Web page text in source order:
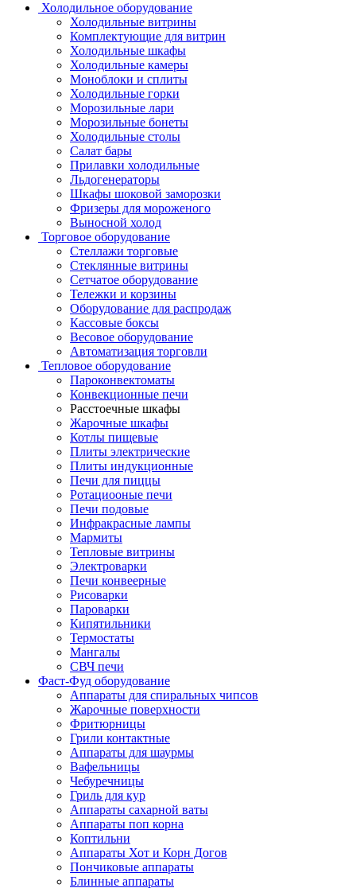
Холодильное оборудование
Холодильные витрины
Комплектующие для витрин
Холодильные шкафы
Холодильные камеры
Моноблоки и сплиты
Холодильные горки
Морозильные лари
Морозильные бонеты
Холодильные столы
Салат бары
Прилавки холодильные
Льдогенераторы
Шкафы шоковой заморозки
Фризеры для мороженого
Выносной холод
Торговое оборудование
Стеллажи торговые
Стеклянные витрины
Сетчатое оборудование
Тележки и корзины
Оборудование для распродаж
Кассовые боксы
Весовое оборудование
Автоматизация торговли
Тепловое оборудование
Пароконвектоматы
Конвекционные печи
Расстоечные шкафы
Жарочные шкафы
Котлы пищевые
Плиты электрические
Плиты индукционные
Печи для пиццы
Ротациооные печи
Печи подовые
Инфракрасные лампы
Мармиты
Тепловые витрины
Электроварки
Печи конвеерные
Рисоварки
Пароварки
Кипятильники
Термостаты
Мангалы
СВЧ печи
Фаст-Фуд оборудование
Аппараты для спиральных чипсов
Жарочные поверхности
Фритюрницы
Грили контактные
Аппараты для шаурмы
Вафельницы
Чебуречницы
Гриль для кур
Аппараты сахарной ваты
Аппараты поп корна
Коптильни
Аппараты Хот и Корн Догов
Пончиковые аппараты
Блинные аппараты